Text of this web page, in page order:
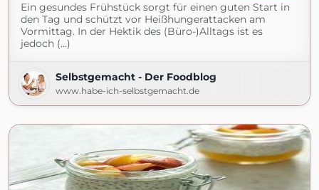
Ein gesundes Frühstück sorgt für einen guten Start in
den Tag und schützt vor Heißhungerattacken am
Vormittag. In der Hektik des (Büro-)Alltags ist es
jedoch (...)
Selbstgemacht - Der Foodblog
www.habe-ich-selbstgemacht.de